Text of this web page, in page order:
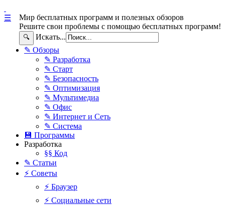
Мир бесплатных программ и полезных обзоров
Решите свои проблемы с помощью бесплатных программ!
🔍 Искать...
☰
✎ Обзоры
✎ Разработка
✎ Старт
✎ Безопасность
✎ Оптимизация
✎ Мультимедиа
✎ Офис
✎ Интернет и Сеть
✎ Система
💾 Программы
Разработка
§§ Код
✎ Статьи
⚡ Советы
⚡ Браузер
⚡ Социальные сети